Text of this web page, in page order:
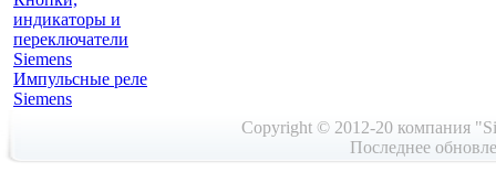
индикаторы и
переключатели
Siemens
Импульсные реле
Siemens
Copyright © 2012-20 компания
Последнее